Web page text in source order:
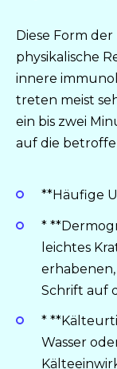
Diese Form
physikalische
innere
treten meist
ein bis zwei
auf die
**Häufige
*
leichtes
Schrift auf
*
Wasser